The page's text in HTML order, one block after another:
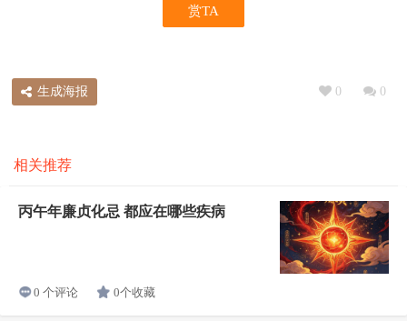
赏TA
0 0
生成海报
相关推荐
丙午年廉贞化忌 都应在哪些疾病
0 个评论 0个收藏